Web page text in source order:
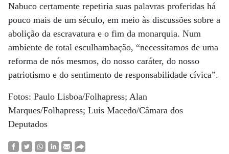
Nabuco certamente repetiria suas palavras proferidas há
pouco mais de um século, em meio às discussões sobre a
abolição da escravatura e o fim da monarquia. Num
ambiente de total esculhambação, “necessitamos de uma
reforma de nós mesmos, do nosso caráter, do nosso
patriotismo e do sentimento de responsabilidade cívica”.
Fotos: Paulo Lisboa/Folhapress; Alan
Marques/Folhapress; Luis Macedo/Câmara dos
Deputados